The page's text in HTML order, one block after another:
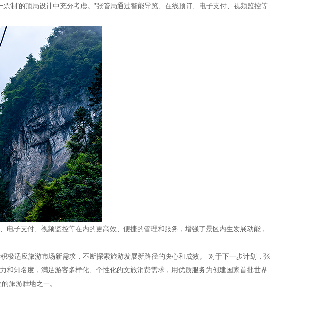
’的顶局设计中充分考虑。”张管局通过智能导览、在线预订、电子支付、视频监控等
子支付、视频监控等在内的更高效、便捷的管理和服务，增强了景区内生发展动能，
极适应旅游市场新需求，不断探索旅游发展新路径的决心和成效。”对于下一步计划，张
和知名度，满足游客多样化、个性化的文旅消费需求，用优质服务为创建国家首批世界
旅游胜地之一。